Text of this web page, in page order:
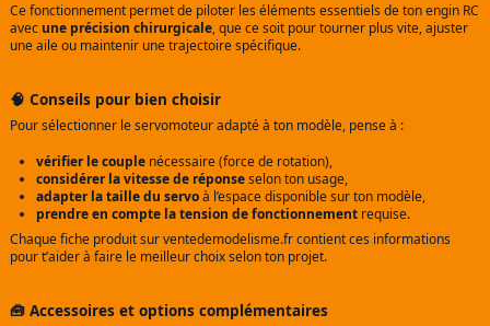
Ce fonctionnement permet de piloter les éléments essentiels de ton engin RC
avec une précision chirurgicale, que ce soit pour tourner plus vite, ajuster
une aile ou maintenir une trajectoire spécifique.
🧠 Conseils pour bien choisir
Pour sélectionner le servomoteur adapté à ton modèle, pense à :
vérifier le couple nécessaire (force de rotation),
considérer la vitesse de réponseselon ton usage,
adapter la taille du servoà l’espace disponible sur ton modèle,
prendre en compte la tension de fonctionnement requise.
Chaque fiche produit sur ventedemodelisme.fr contient ces informations
pour t’aider à faire le meilleur choix selon ton projet.
🧰 Accessoires et options complémentaires